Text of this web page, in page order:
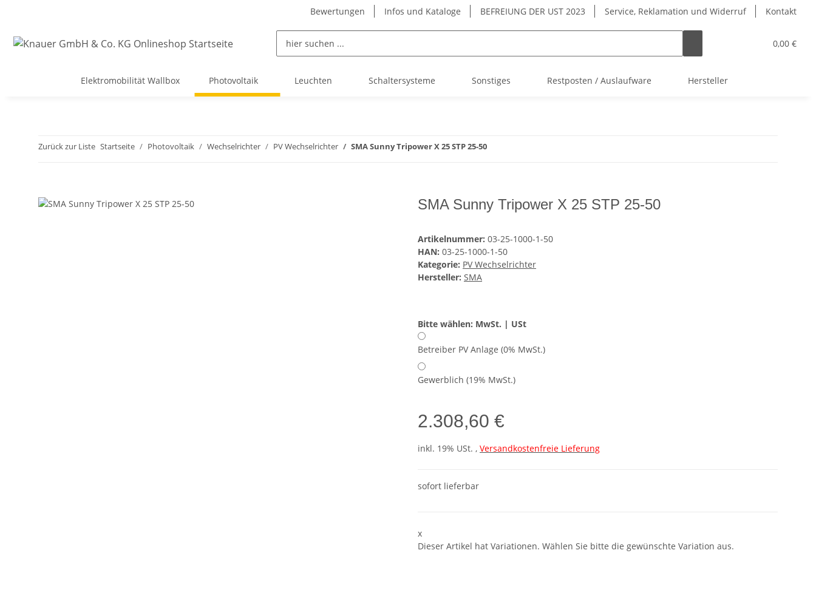
Bewertungen Infos und Kataloge BEFREIUNG DER UST 2023 Service, Reklamation und Widerruf Kontakt
0,00 €
Elektromobilität Wallbox Photovoltaik Leuchten Schaltersysteme Sonstiges Restposten / Auslaufware Hersteller
Zurück zur Liste Startseite Photovoltaik Wechselrichter PV Wechselrichter SMA Sunny Tripower X 25 STP 25-50
SMA Sunny Tripower X 25 STP 25-50
Artikelnummer: 03-25-1000-1-50
HAN: 03-25-1000-1-50
Kategorie: PV Wechselrichter
Hersteller: SMA
Bitte wählen: MwSt. | USt
Betreiber PV Anlage (0% MwSt.)
Gewerblich (19% MwSt.)
2.308,60 €
inkl. 19% USt. , Versandkostenfreie Lieferung
sofort lieferbar
x
Dieser Artikel hat Variationen. Wählen Sie bitte die gewünschte Variation aus.